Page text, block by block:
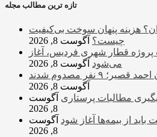
تازه ترین مطالب مجله
هزینه پنهان سوخت بی‌کیفیت
چیست؟ آگوست 8, 2026
قطار شهری فردیس، آغاز
می‌شود آگوست 8, 2026
۹ نفر مصدوم شدند
آگوست 8, 2026
مطالبات پرستاری آگوست
8, 2026
از بیمه‌ها آغاز شود آگوست
8, 2026